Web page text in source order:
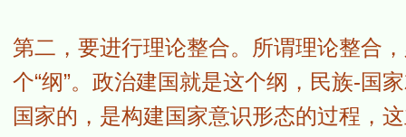
第二，要进行理论整合。所谓理论整合
个“纲”。政治建国就是这个纲，民族-国
国家的，是构建国家意识形态的过程，